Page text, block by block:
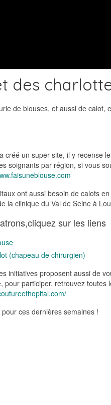
des
de blouses, et aussi de calot,
créé un super site, il y recense
soignants par région, si vous
ont aussi besoin de calots
la clinique du Val de Seine à
sur les liens
(chapeau de chirurgien)
initiatives proposent aussi de
pour participer, retrouvez toutes
ces dernières semaines !